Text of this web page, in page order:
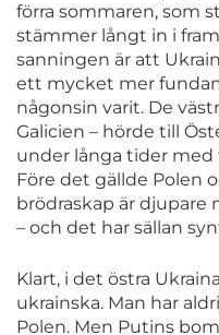
förra sommaren, som
stämmer långt in i
sanningen är att
ett mycket mer
någonsin varit. De
Galicien – hörde till
under långa tider med
Före det gällde Polen
brödraskap är djupare
– och det har sällan
Klart, i det östra
ukrainska. Man har
Polen. Men Putins